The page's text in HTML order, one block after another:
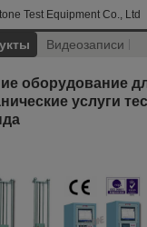
Test Equipment Co., Ltd
Видеозаписи
оборудование
услуги